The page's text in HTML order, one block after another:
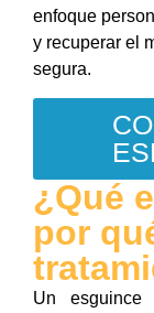
enfoque
y recuperar el
segura.
¿Qué
por
Un esguince